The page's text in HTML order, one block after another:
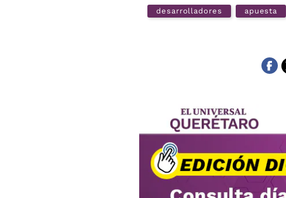
desarrolladores apuesta